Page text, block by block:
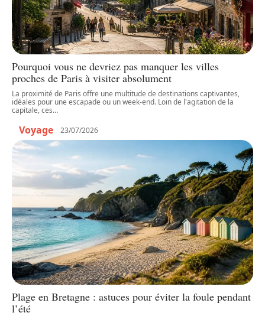
Pourquoi vous ne devriez pas manquer les villes
proches de Paris à visiter absolument
La proximité de Paris offre une multitude de destinations captivantes,
idéales pour une escapade ou un week-end. Loin de l'agitation de la
capitale, ces…
Voyage 23/07/2026
Plage en Bretagne : astuces pour éviter la foule pendant
l’été